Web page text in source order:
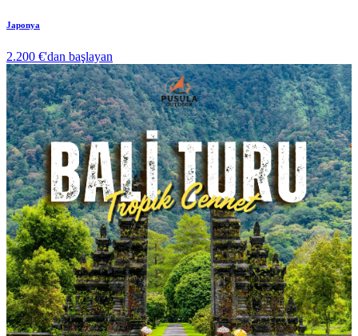
Japonya
2.200 €'dan başlayan